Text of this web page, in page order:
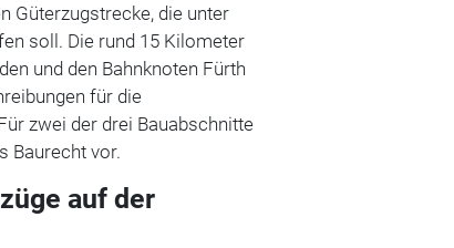
Güterzugstrecke, die unter
soll. Die rund 15 Kilometer
und den Bahnknoten Fürth
für die
zwei der drei Bauabschnitte
Baurecht vor.
auf der